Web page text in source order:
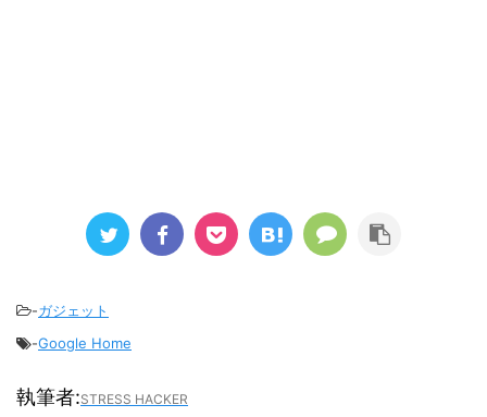
-ガジェット
-Google Home
執筆者:STRESS HACKER